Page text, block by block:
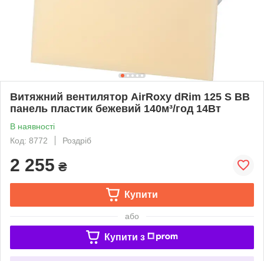
Витяжний вентилятор AirRoxy dRim 125 S BB
панель пластик бежевий 140м³/год 14Вт
В наявності
Код: 8772
Роздріб
2 255 ₴
Купити
або
Купити з